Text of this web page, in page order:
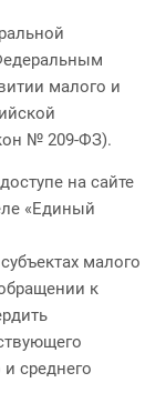
малого и
№ 209-ФЗ).
на сайте
«Единый
малого
к
и среднего